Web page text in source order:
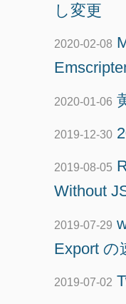
し変更
2020-02-08
2020-01-06
2019-12-30
2019-08-05
Without
2019-07-29
Export の
2019-07-02